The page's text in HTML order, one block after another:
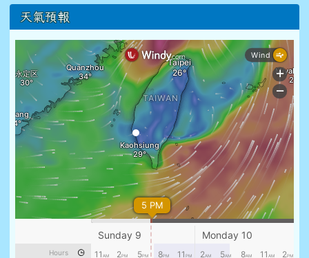
天氣預報